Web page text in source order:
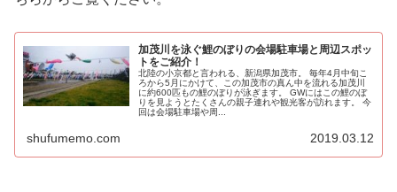
加茂川を泳ぐ鯉のぼりの会場駐車場と周辺スポッ
トをご紹介！
北陸の小京都と言われる、新潟県加茂市。 毎年4月中旬こ
ろから5月にかけて、この加茂市の真ん中を流れる加茂川
に約600匹もの鯉のぼりが泳ぎます。 GWにはこの鯉のぼ
りを見ようとたくさんの親子連れや観光客が訪れます。 今
回は会場駐車場や周...
shufumemo.com 2019.03.12